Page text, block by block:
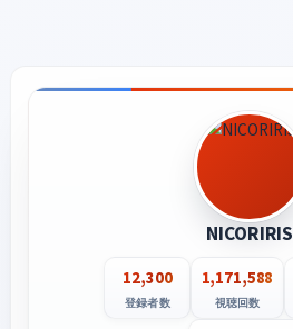
NICORIRIS
12,300
登録者数
1,171,588
視聴回数